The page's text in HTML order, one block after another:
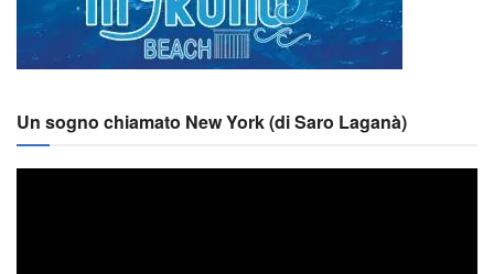
Un sogno chiamato New York (di Saro Laganà)